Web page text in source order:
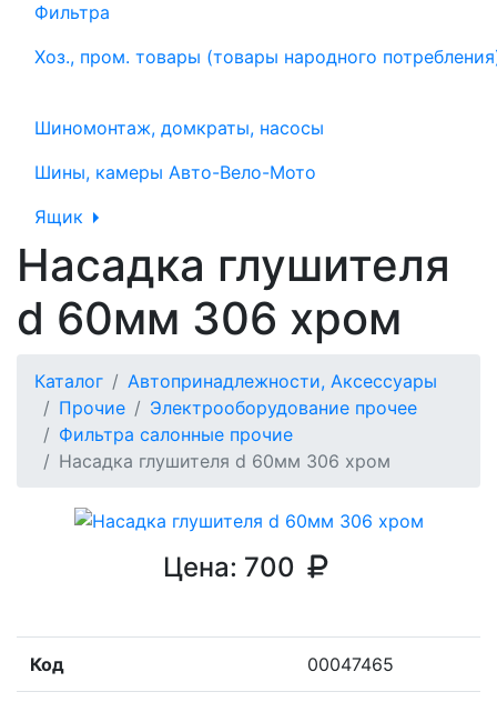
Фильтра
Хоз., пром. товары (товары народного
Шиномонтаж, домкраты, насосы
Шины, камеры Авто-Вело-Мото
Ящик
Насадка глушителя
d 60мм 306 хром
Каталог
Автопринадлежности, Аксессуары
Прочие
Электрооборудование прочее
Фильтра салонные прочие
Насадка глушителя d 60мм 306 хром
Цена: 700
Код 00047465